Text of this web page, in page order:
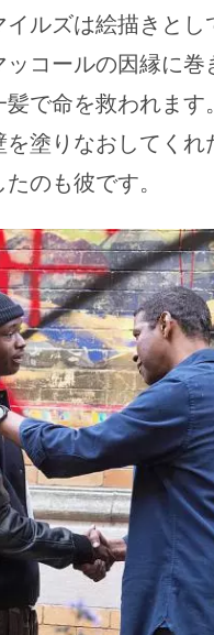
ルズは絵描きと
ッコールの因縁に
で命を救われます
塗りなおしてく
のも彼です。